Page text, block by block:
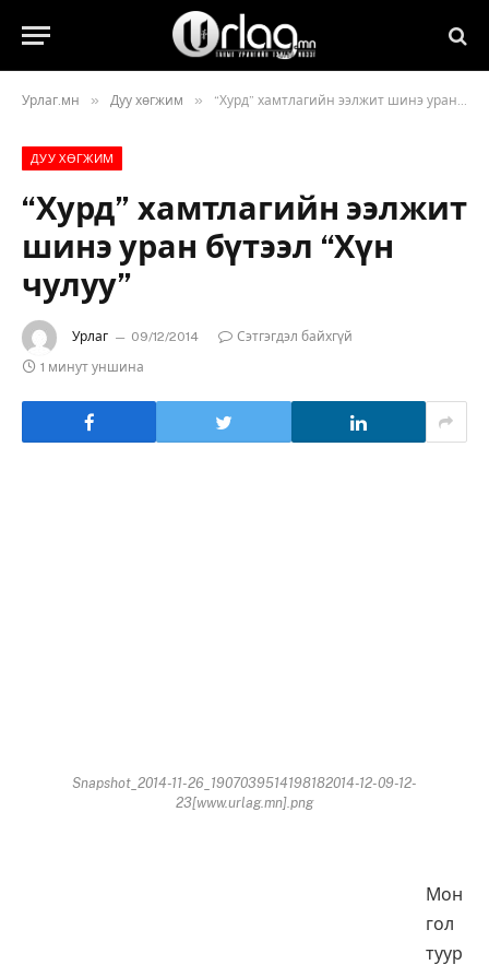
Урлаг.мн » Дуу хөгжим » “Хурд” хамтлагийн ээлжит шинэ уран бүтээл “Хүн чулуу”
ДУУ ХӨГЖИМ
“Хурд” хамтлагийн ээлжит
шинэ уран бүтээл “Хүн
чулуу”
Урлаг 09/12/2014
Сэтгэгдэл байхгүй
1 минут уншина
Snapshot_2014-11-26_1907039514198182014-12-09-12-
23[www.urlag.mn].png
Мон
гол
туур